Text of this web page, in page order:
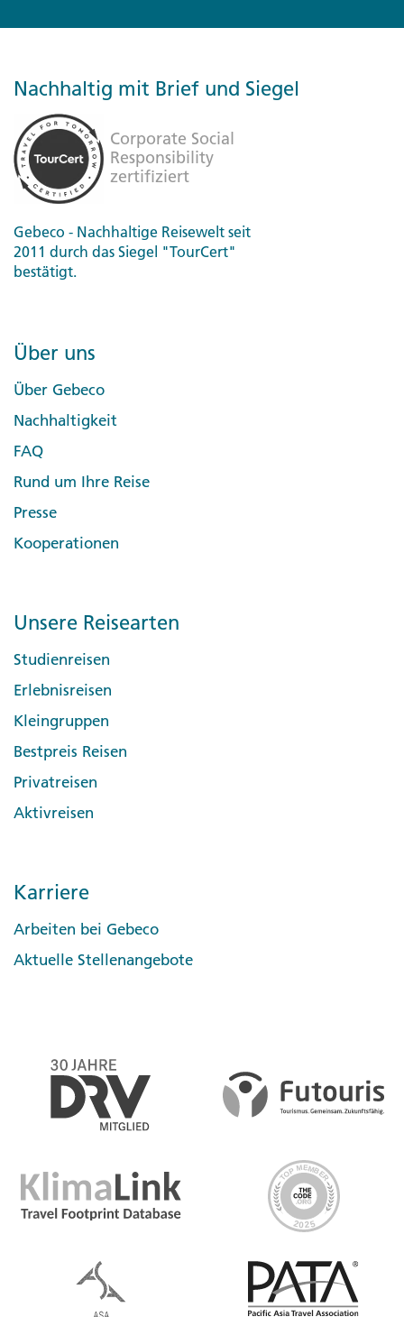
Nachhaltig mit Brief und Siegel
Gebeco - Nachhaltige Reisewelt seit
2011 durch das Siegel "TourCert"
bestätigt.
Über uns
Über Gebeco
Nachhaltigkeit
FAQ
Rund um Ihre Reise
Presse
Kooperationen
Unsere Reisearten
Studienreisen
Erlebnisreisen
Kleingruppen
Bestpreis Reisen
Privatreisen
Aktivreisen
Karriere
Arbeiten bei Gebeco
Aktuelle Stellenangebote